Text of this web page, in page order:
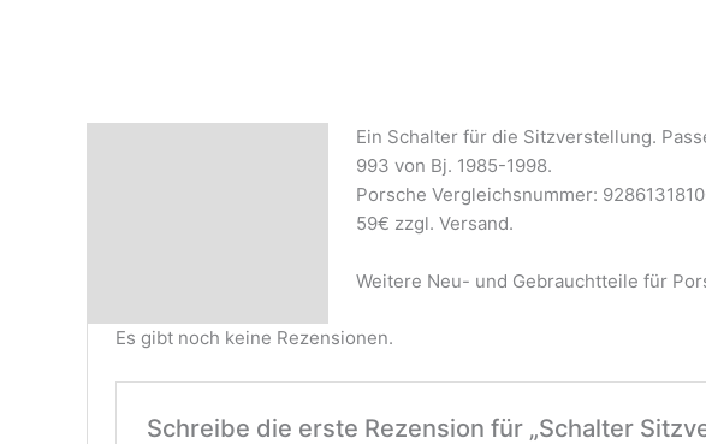
Ein Schalter für die Sitzverstellung.
993 von Bj. 1985-1998.
Porsche Vergleichsnummer:
59€ zzgl. Versand.
Weitere Neu- und Gebrauchtteile für
Es gibt noch keine Rezensionen.
Schreibe die erste Rezension für „Schalter